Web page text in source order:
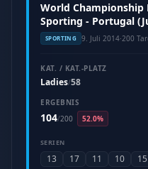
World Championship
Sporting - Portugal
SPORTING 9. Juli 2014·200
KAT. / KAT.-PLATZ
Ladies/58
ERGEBNIS
104/200 52.0%
SERIEN
13 17 11 10 15